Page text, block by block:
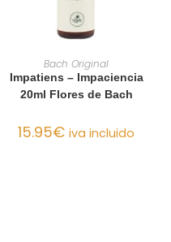
AÑADIR AL CARRITO
Bach Original
Impatiens – Impaciencia
20ml Flores de Bach
15.95€ iva incluido